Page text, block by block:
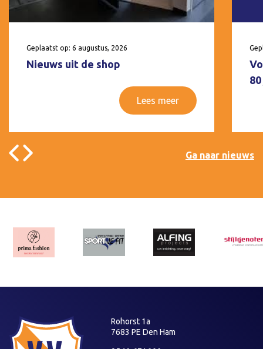
Geplaatst op: 6 augustus, 2026
Nieuws uit de shop
Lees meer
Ga naar nieuws
Rohorst 1a
7683 PE Den Ham